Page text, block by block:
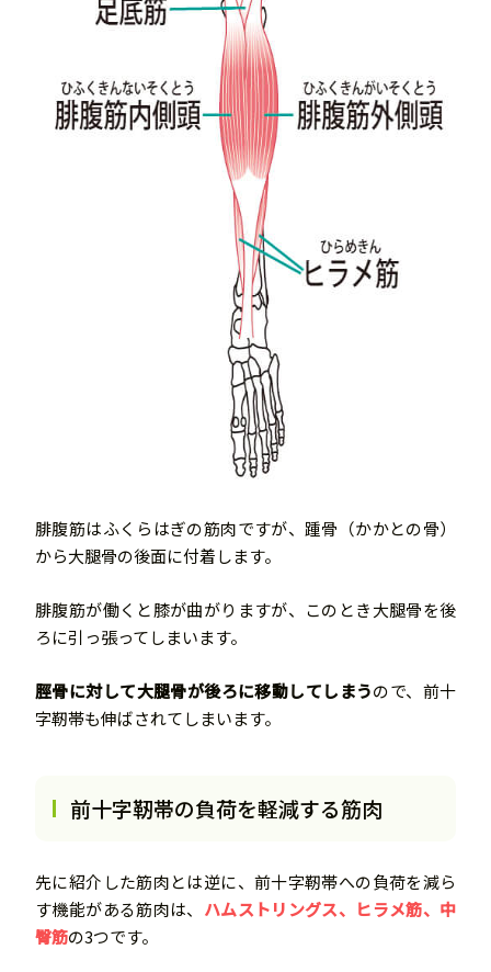
腓腹筋はふくらはぎの筋肉ですが、踵骨（かかとの骨）
から大腿骨の後面に付着します。
腓腹筋が働くと膝が曲がりますが、このとき大腿骨を後
ろに引っ張ってしまいます。
脛骨に対して大腿骨が後ろに移動してしまうので、前十
字靭帯も伸ばされてしまいます。
前十字靭帯の負荷を軽減する筋肉
先に紹介した筋肉とは逆に、前十字靭帯への負荷を減ら
す機能がある筋肉は、 ハムストリングス、ヒラメ筋、中
臀筋の3つです。